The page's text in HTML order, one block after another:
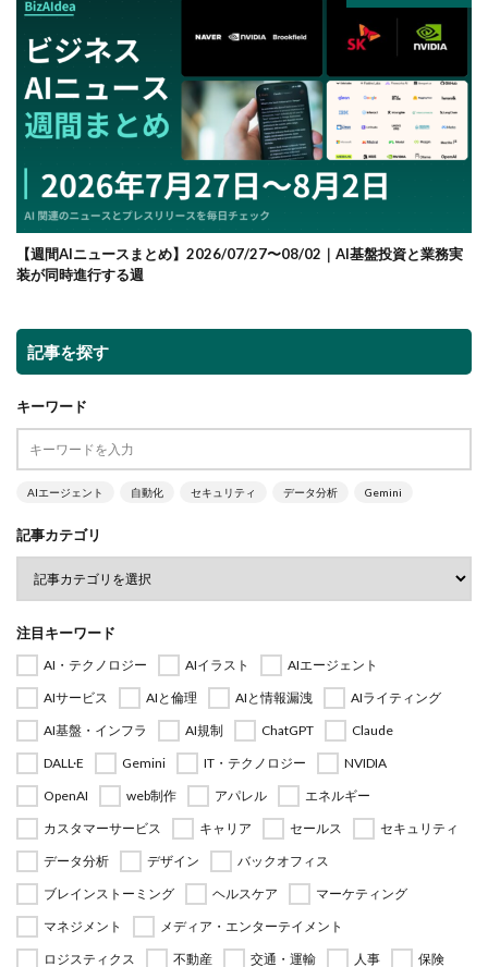
【週間AIニュースまとめ】2026/07/27〜08/02｜AI基盤投資と業務実
装が同時進行する週
記事を探す
キーワード
AIエージェント 自動化 セキュリティ データ分析 Gemini
記事カテゴリ
注目キーワード
AI・テクノロジー AIイラスト
AIエージェント
AIサービス
AIと倫理 AIと情報漏洩
AIライティング
AI基盤・インフラ
AI規制 ChatGPT
Claude
DALL·E
Gemini IT・テクノロジー
NVIDIA
OpenAI
web制作 アパレル
エネルギー
カスタマーサービス
キャリア セールス
セキュリティ
データ分析
デザイン
バックオフィス
ブレインストーミング
ヘルスケア
マーケティング
マネジメント
メディア・エンターテイメント
ロジスティクス
不動産 交通・運輸 人事 保険